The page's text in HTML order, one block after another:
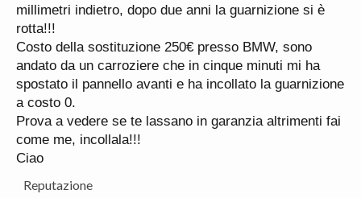
Due sono le cose:
1) io che poer uscire mi struscio con le scarpe in
quel punto (ma non mi pare così tanto)
2) il gioco portiera che con i sobbalzi ha fatto
consumare la gomma (più probabile)
Sono dentro i due anni abbondantemente.
Prossimo tagliando a Maggio. La faccio cambiare in
garanzia giusto?!
La devono passare.
millimetri indietro, dopo due anni la guarnizione si è
rotta!!!
Costo della sostituzione 250€ presso BMW, sono
andato da un carroziere che in cinque minuti mi ha
spostato il pannello avanti e ha incollato la guarnizione
a costo 0.
Prova a vedere se te lassano in garanzia altrimenti fai
come me, incollala!!!
Ciao
Reputazione